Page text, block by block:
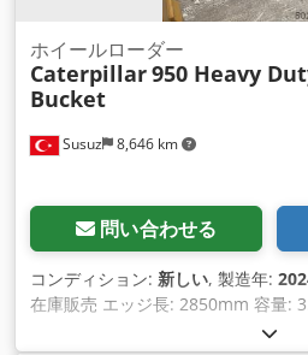
Susuz 8,646 km
ホイールローダー
Caterpillar950 Heavy
Bucket
問い合わせる
コンディション: 新しい, 製造年:
在庫販売 エッジ長: 2850mm 容量: